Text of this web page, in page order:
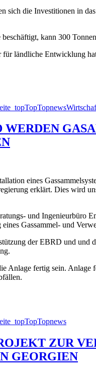
sich die Investitionen in
kann 300
für ländliche Entwicklung
TopTopnews
eines
erklärt. Dies wird
und Ingenieurbüro
Gassammel- und
der EBRD und
Anlage fertig sein. Anlage
TopTopnews
ZUR
GEORGIEN